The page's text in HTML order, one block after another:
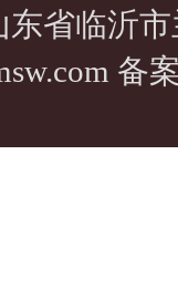
省临沂
备